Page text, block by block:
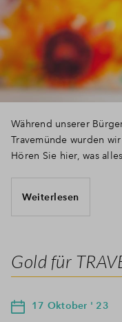
Während unserer
Travemünde wurden
Hören Sie hier, was
Weiterlesen
Gold für
17 Oktober ' 23